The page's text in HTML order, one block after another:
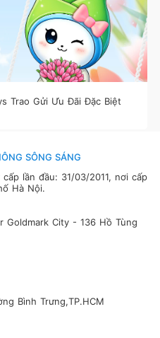
Trao Gửi Ưu Đãi Đặc Biệt
SÔNG SÁNG
cấp lần đầu: 31/03/2011, nơi cấp
Hà Nội.
Goldmark City - 136 Hồ Tùng
Bình Trưng,TP.HCM